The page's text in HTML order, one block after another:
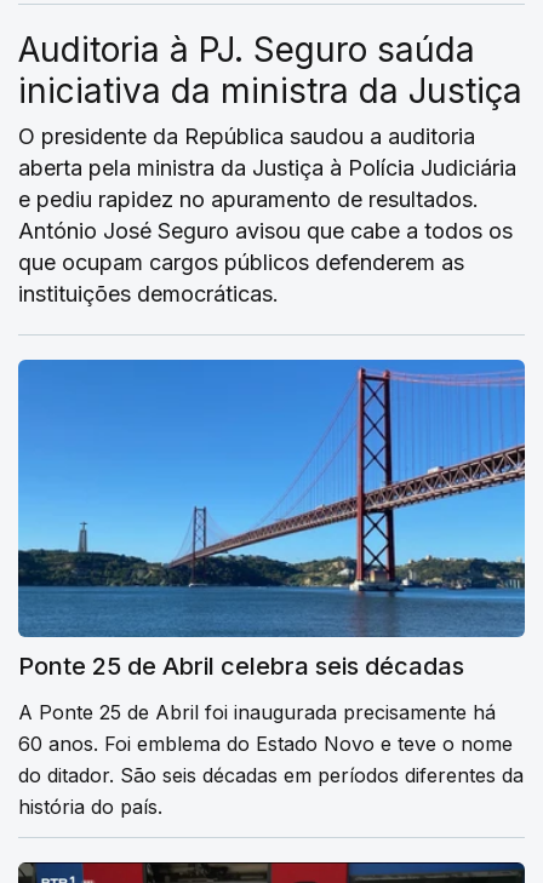
Auditoria à PJ. Seguro saúda
iniciativa da ministra da Justiça
O presidente da República saudou a auditoria
aberta pela ministra da Justiça à Polícia Judiciária
e pediu rapidez no apuramento de resultados.
António José Seguro avisou que cabe a todos os
que ocupam cargos públicos defenderem as
instituições democráticas.
Ponte 25 de Abril celebra seis décadas
A Ponte 25 de Abril foi inaugurada precisamente há
60 anos. Foi emblema do Estado Novo e teve o nome
do ditador. São seis décadas em períodos diferentes da
história do país.